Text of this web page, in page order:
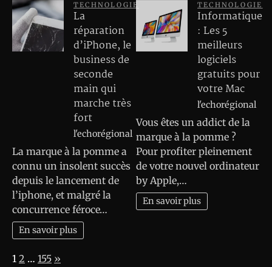
TECHNOLOGIE
La
réparation
d’iPhone, le
business de
seconde
main qui
marche très
fort
l'echorégional
La marque à la pomme a
connu un insolent succès
depuis le lancement de
l’iphone, et malgré la
concurrence féroce…
En savoir plus
TECHNOLOGIE
Informatique
: Les 5
meilleurs
logiciels
gratuits pour
votre Mac
l'echorégional
Vous êtes un addict de la
marque à la pomme ?
Pour profiter pleinement
de votre nouvel ordinateur
by Apple,…
En savoir plus
Page:
1 2 … 155 Next
»